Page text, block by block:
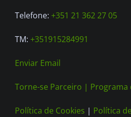
Telefone: +351 21 362 27 05
TM: +351915284991
Enviar Email
Torne-se Parceiro | Programa
Política de Cookies | Política